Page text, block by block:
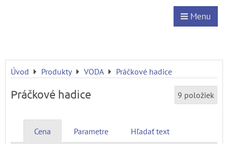
Menu
Úvod Produkty VODA Práčkové hadice
Práčkové hadice 9 položiek
Cena Parametre Hľadať text